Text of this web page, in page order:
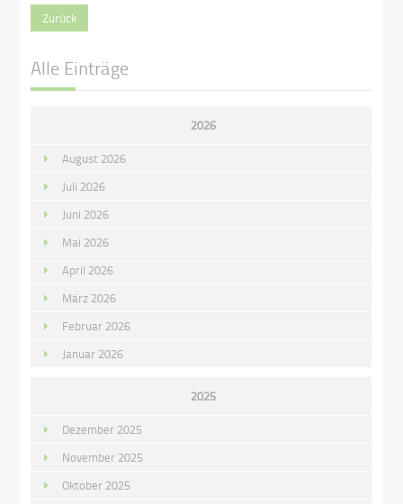
Zurück
Alle Einträge
2026
August 2026
Juli 2026
Juni 2026
Mai 2026
April 2026
März 2026
Februar 2026
Januar 2026
2025
Dezember 2025
November 2025
Oktober 2025